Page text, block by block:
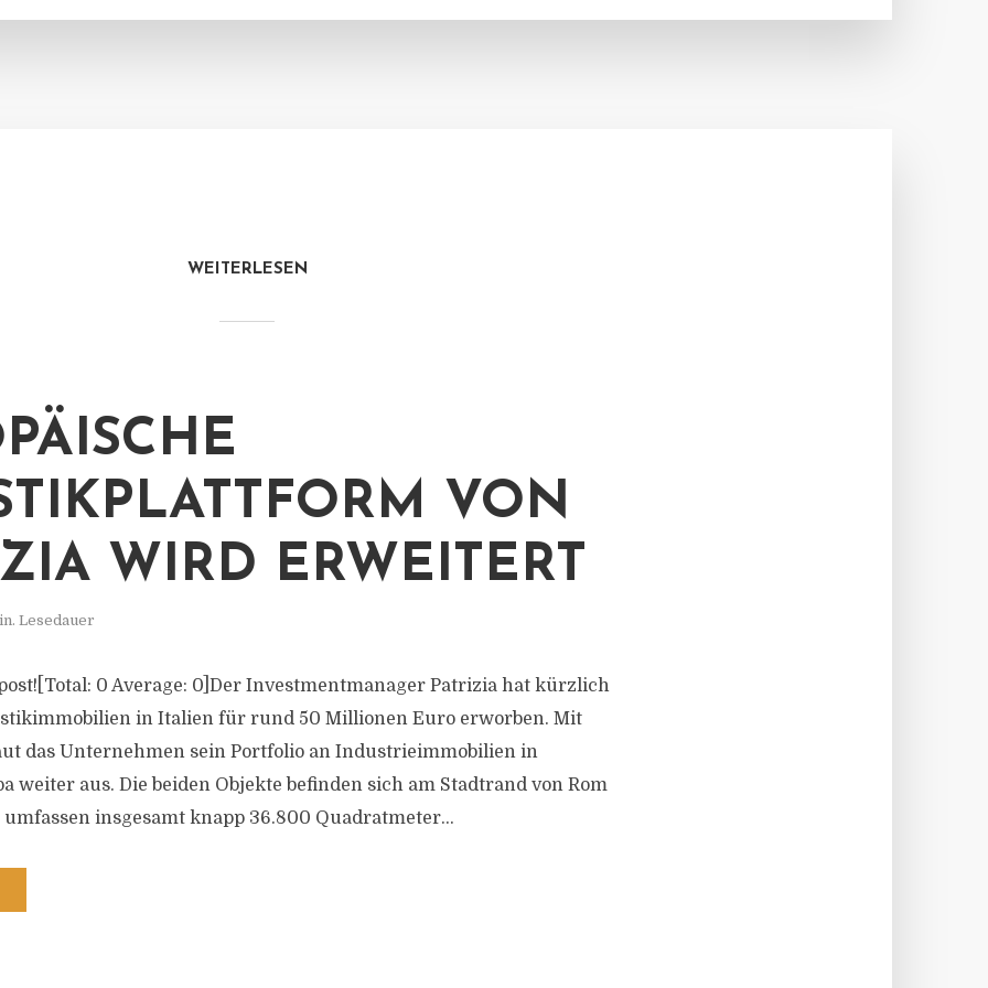
WEITERLESEN
VON
WIRD ERWEITERT
Lesedauer
0 Average: 0]Der Investmentmanager Patrizia hat kürzlich
in Italien für rund 50 Millionen Euro erworben. Mit
das Unternehmen sein Portfolio an Industrieimmobilien in
weiter aus. Die beiden Objekte befinden sich am Stadtrand von Rom
insgesamt knapp 36.800 Quadratmeter...